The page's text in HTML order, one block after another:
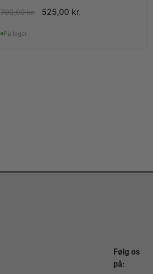
700,00kr. 525,00 kr.
På lager
Følg os
på: